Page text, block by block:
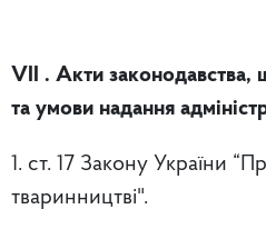
VII . Акти
та умови надання
1. ст. 17 Закону України
тваринництві".